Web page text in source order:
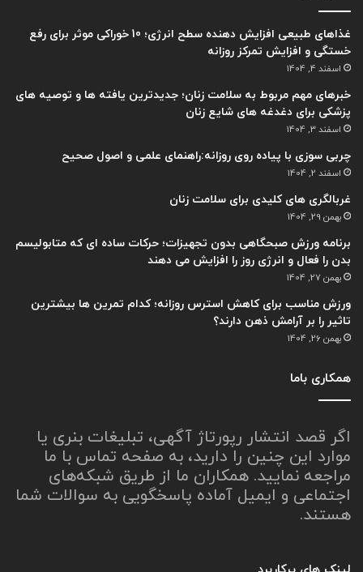
غذاهای طبیعی افزایش دهنده سطح انرژی؛ 10 خوراکی موثر برای رفع
خستگی و افزایش تمرکز روزانه
اسفند 4, 1404
خبرهای مهم مربوط به سلامت زنان؛ جدیدترین یافته ها و توصیه های
پزشکی برای دغدغه های شایع زنان
اسفند 3, 1404
چربی سوزی با پیاده روی روزانه:راهنمای علمی و اصول صحیح
اسفند 2, 1404
غربالگری های کلیدی برای سلامت زنان
بهمن 29, 1404
برنامه ورزش صبحگاهی بدون تجهیزات؛ حرکات ساده ای که متابولیسم
بدن را فعال و انرژی روز را افزایش می دهند
بهمن 27, 1404
ورزش مناسب برای کاهش استرس روزانه؛ کدام تمرین ها بیشترین
تاثیر را بر آرامش ذهن دارند؟
بهمن 26, 1404
همکاری باما
اگر قصد انتشار رپورتاژ آگهی، تبلیغات بنری یا
موارد این چنین را دارید، به صفحه تماس با ما
مراجعه نمایید. همکاران ما از طریق شبکه‌های
اجتماعی و ایمیل آماده پاسخگویی به سوالات شما
هستند.